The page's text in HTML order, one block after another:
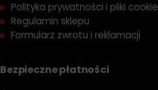
Polityka prywatności i pliki cookie
Regulamin sklepu
Formularz zwrotu i reklamacji
Bezpieczne płatności